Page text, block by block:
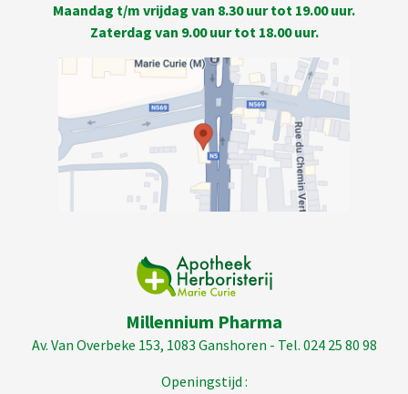
Maandag t/m vrijdag van 8.30 uur tot 19.00 uur.
Zaterdag van 9.00 uur tot 18.00 uur.
Millennium Pharma
Av. Van Overbeke 153, 1083 Ganshoren - Tel. 024 25 80 98
Openingstijd :